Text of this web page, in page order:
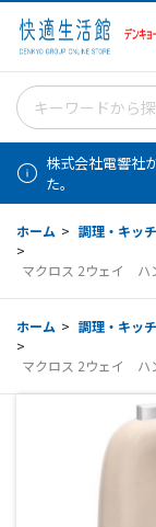
株式会社電響社
た。
ホーム > 調理・キッ
>
マクロス 2ウェイ ハ
ホーム > 調理・キッ
>
マクロス 2ウェイ ハ